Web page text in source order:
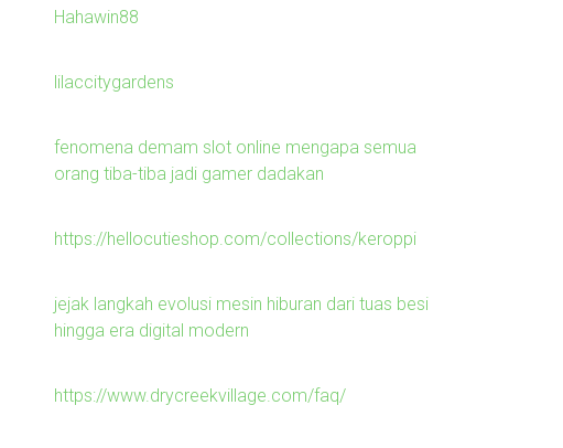
Hahawin88
lilaccitygardens
fenomena demam slot online mengapa semua
orang tiba-tiba jadi gamer dadakan
https://hellocutieshop.com/collections/keroppi
jejak langkah evolusi mesin hiburan dari tuas besi
hingga era digital modern
https://www.drycreekvillage.com/faq/